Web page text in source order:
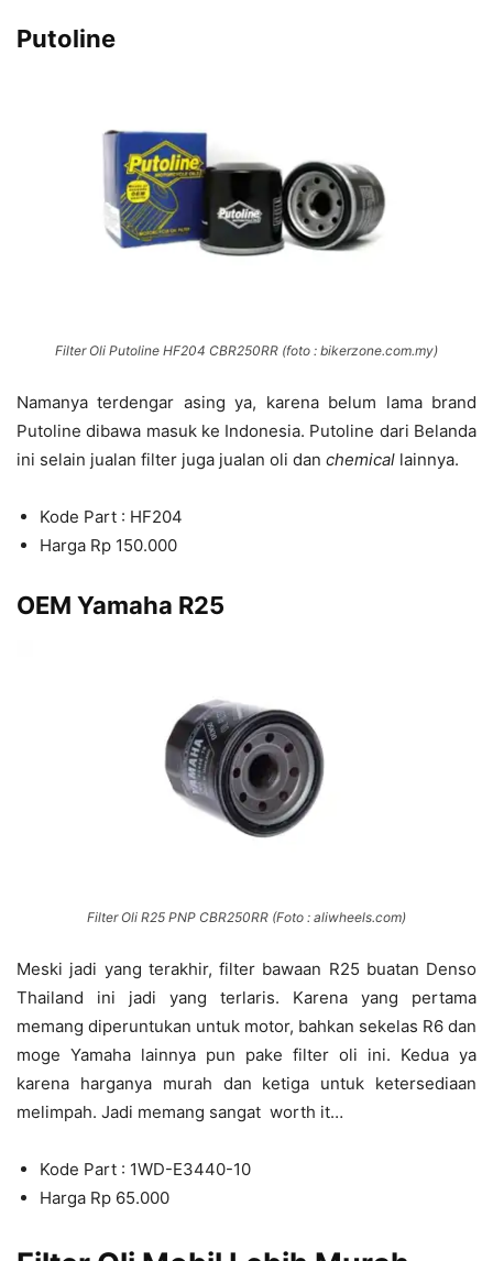
Putoline
Filter Oli Putoline HF204 CBR250RR (foto : bikerzone.com.my)
Namanya terdengar asing ya, karena belum lama brand
Putoline dibawa masuk ke Indonesia. Putoline dari Belanda
ini selain jualan filter juga jualan oli dan chemical lainnya.
Kode Part : HF204
Harga Rp 150.000
OEM Yamaha R25
Filter Oli R25 PNP CBR250RR (Foto : aliwheels.com)
Meski jadi yang terakhir, filter bawaan R25 buatan Denso
Thailand ini jadi yang terlaris. Karena yang pertama
memang diperuntukan untuk motor, bahkan sekelas R6 dan
moge Yamaha lainnya pun pake filter oli ini. Kedua ya
karena harganya murah dan ketiga untuk ketersediaan
melimpah. Jadi memang sangat worth it…
Kode Part : 1WD-E3440-10
Harga Rp 65.000